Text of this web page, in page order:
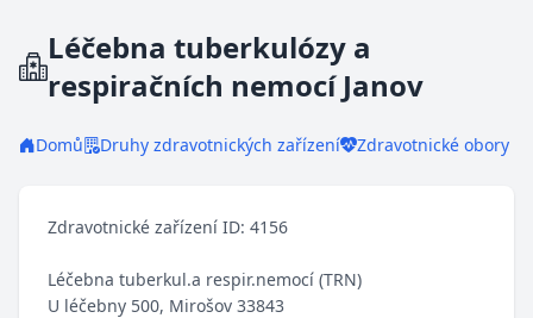
Léčebna tuberkulózy a
respiračních nemocí Janov
Domů Druhy zdravotnických zařízení Zdravotnické obory
Zdravotnické zařízení ID: 4156
Léčebna tuberkul.a respir.nemocí (TRN)
U léčebny 500, Mirošov 33843